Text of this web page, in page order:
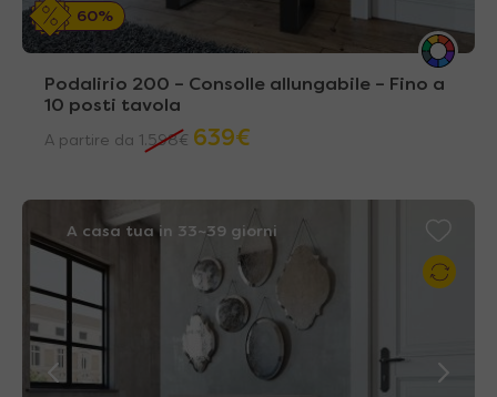
60%
Podalirio 200 – Consolle allungabile – Fino a
10 posti tavola
A partire da 1.598€ 639€
A casa tua in 33~39 giorni